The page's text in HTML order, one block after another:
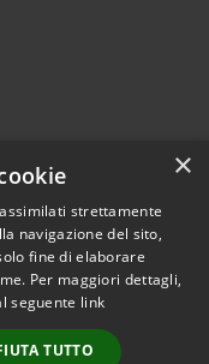
© 2026 • Comune di
• Accesso
×
strettamente
navigazione del sito,
fine di elaborare
Per maggiori dettagli,
seguente link
TUTTO